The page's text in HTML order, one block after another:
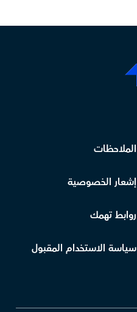
الملاحظات
إشعار الخصوصية
روابط تهمك
سياسة الاستخدام المقبول